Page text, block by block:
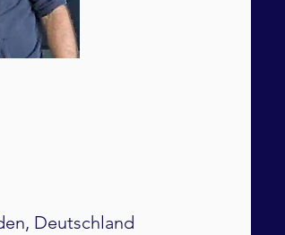
Deutschland